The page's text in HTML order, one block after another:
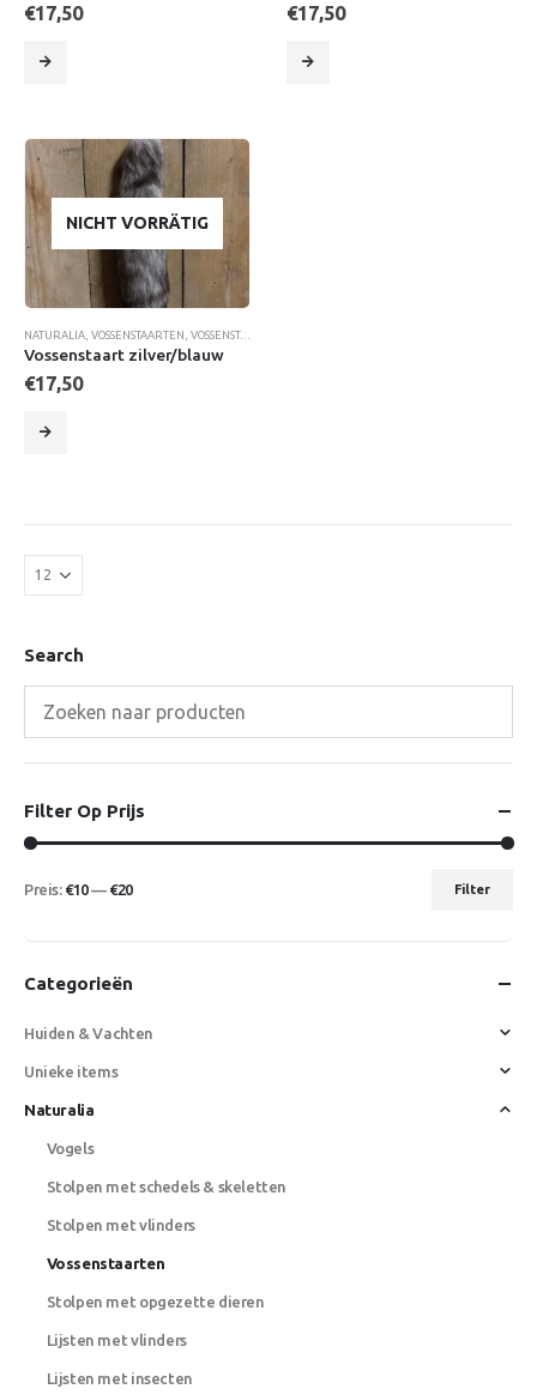
€17,50 €17,50
NICHT VORRÄTIG
NATURALIA, VOSSENSTAARTEN , VOSSENSTAARTEN
Vossenstaart zilver/blauw
€17,50
Search
Filter Op Prijs
Filter
Preis: €10— €20
Categorieën
Huiden & Vachten
Unieke items
Naturalia
Vogels
Stolpen met schedels & skeletten
Stolpen met vlinders
Vossenstaarten
Stolpen met opgezette dieren
Lijsten met vlinders
Lijsten met insecten